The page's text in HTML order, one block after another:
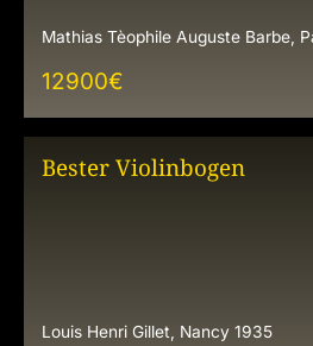
Mathias Tèophile Auguste Barbe,
12900€
Bester Violinbogen
Louis Henri Gillet, Nancy 1935